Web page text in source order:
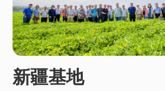
新疆基地